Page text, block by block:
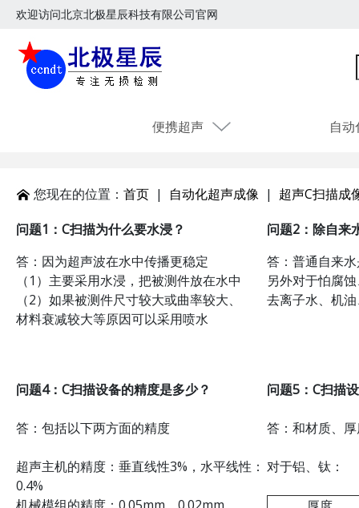
欢迎访问北京北极星辰科技有限公司官网
便携超声 自
您现在的位置： 首页| 自动化超声成像| 超声C扫描成
问题1： C扫描为什么要水浸？
答：因为超声波在水中传播更稳定
（1）主要采用水浸，把被测件放在水中
（2）如果被测件尺寸较大或曲率较大、
材料衰减较大等原因可以采用喷水
问题2： 除自来
答：普通自来
另外对于怕腐
去离子水、机
问题4： C扫描设备的精度是多少？ 问题5： C扫描
答：包括以下两方面的精度 答：和材质、
超声主机的精度：垂直线性3%，水平线性：
0.4%
对于铝、钛：